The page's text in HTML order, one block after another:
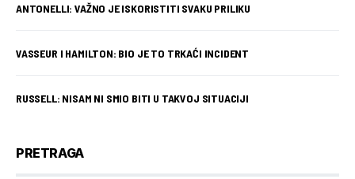
ANTONELLI: VAŽNO JE ISKORISTITI SVAKU PRILIKU
VASSEUR I HAMILTON: BIO JE TO TRKAĆI INCIDENT
RUSSELL: NISAM NI SMIO BITI U TAKVOJ SITUACIJI
PRETRAGA